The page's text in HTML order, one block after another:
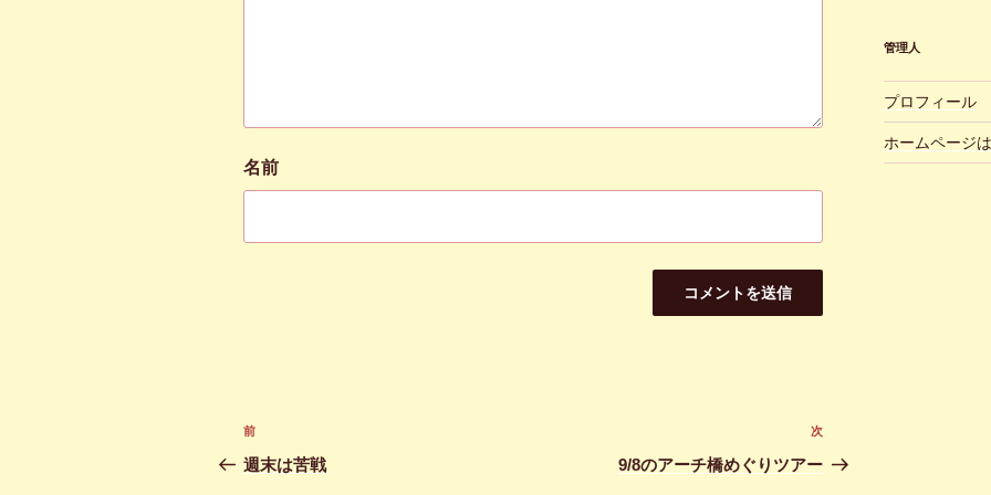
名前
投
稿
前
の
前
週末は苦戦
次
の
次
9/8のアーチ橋めぐりツアー
管理人
プロフィール
ホームページ